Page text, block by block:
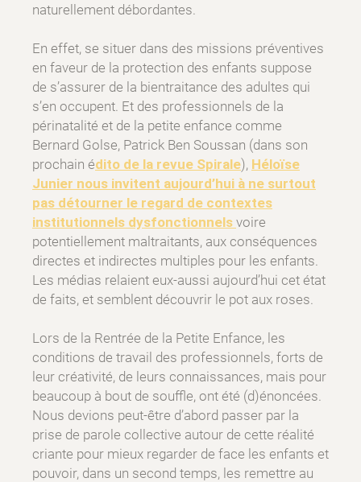
naturellement débordantes.
En effet, se situer dans des missions préventives
en faveur de la protection des enfants suppose
de s’assurer de la bientraitance des adultes qui
s’en occupent. Et des professionnels de la
périnatalité et de la petite enfance comme
Bernard Golse, Patrick Ben Soussan (dans son
prochain édito de la revue Spirale), Héloïse
Junier nous invitent aujourd’hui à ne surtout
pas détourner le regard de contextes
institutionnels dysfonctionnels voire
potentiellement maltraitants, aux conséquences
directes et indirectes multiples pour les enfants.
Les médias relaient eux-aussi aujourd’hui cet état
de faits, et semblent découvrir le pot aux roses.
Lors de la Rentrée de la Petite Enfance, les
conditions de travail des professionnels, forts de
leur créativité, de leurs connaissances, mais pour
beaucoup à bout de souffle, ont été (d)énoncées.
Nous devions peut-être d’abord passer par la
prise de parole collective autour de cette réalité
criante pour mieux regarder de face les enfants et
pouvoir, dans un second temps, les remettre au